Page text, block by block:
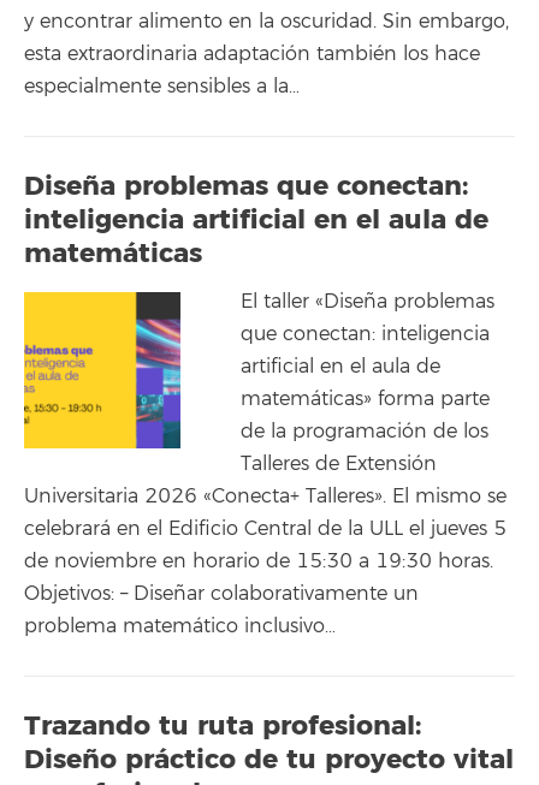
y encontrar alimento en la oscuridad. Sin embargo,
esta extraordinaria adaptación también los hace
especialmente sensibles a la…
Diseña problemas que conectan:
inteligencia artificial en el aula de
matemáticas
El taller «Diseña problemas
que conectan: inteligencia
artificial en el aula de
matemáticas» forma parte
de la programación de los
Talleres de Extensión
Universitaria 2026 «Conecta+ Talleres». El mismo se
celebrará en el Edificio Central de la ULL el jueves 5
de noviembre en horario de 15:30 a 19:30 horas.
Objetivos: – Diseñar colaborativamente un
problema matemático inclusivo…
Trazando tu ruta profesional:
Diseño práctico de tu proyecto vital